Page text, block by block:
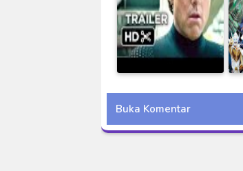
Rogue Nation (2015)
Subtitle Indonesia
Web-DL
Buka Komentar